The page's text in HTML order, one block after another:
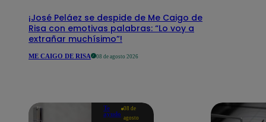
¡José Peláez se despide de Me Caigo de
Risa con emotivas palabras: “Lo voy a
extrañar muchísimo”!
ME CAIGO DE RISA 08 de agosto 2026
Te
ayudo
08 de
agosto